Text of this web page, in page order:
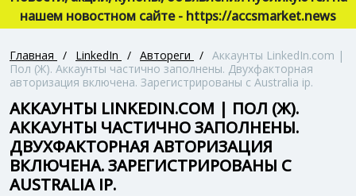
нашем новостном сайте - https://accsmarket.news
Главная / LinkedIn / Автореги / Аккаунты LinkedIn.com |
Пол (Ж). Аккаунты частично заполнены. Двухфакторная
авторизация включена. Зарегистрированы с Australia ip.
АККАУНТЫ LINKEDIN.COM | ПОЛ (Ж).
АККАУНТЫ ЧАСТИЧНО ЗАПОЛНЕНЫ.
ДВУХФАКТОРНАЯ АВТОРИЗАЦИЯ
ВКЛЮЧЕНА. ЗАРЕГИСТРИРОВАНЫ С
AUSTRALIA IP.